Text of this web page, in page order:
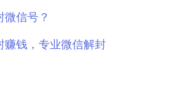
信号？
赚钱，专业微信解封